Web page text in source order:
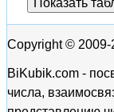
Copyright © 2009-
BiKubik.com -
числа,